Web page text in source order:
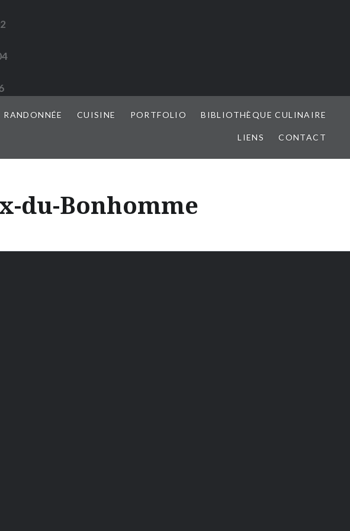
RANDONNÉE CUISINE PORTFOLIO BIBLIOTHÈQUE CULINAIRE
LIENS CONTACT
du-Bonhomme